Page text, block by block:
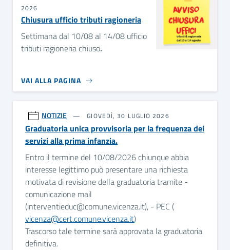
2026
Chiusura ufficio tributi ragioneria
Settimana dal 10/08 al 14/08 ufficio
tributi ragioneria chiuso.
VAI ALLA PAGINA
NOTIZIE GIOVEDÌ, 30 LUGLIO 2026
Graduatoria unica provvisoria per la frequenza dei
servizi alla prima infanzia.
Entro il termine del 10/08/2026 chiunque abbia
interesse legittimo può presentare una richiesta
motivata di revisione della graduatoria tramite -
comunicazione mail
(interventieduc@comune.vicenza.it), - PEC (
vicenza@cert.comune.vicenza.it)
Trascorso tale termine sarà approvata la graduatoria
definitiva.